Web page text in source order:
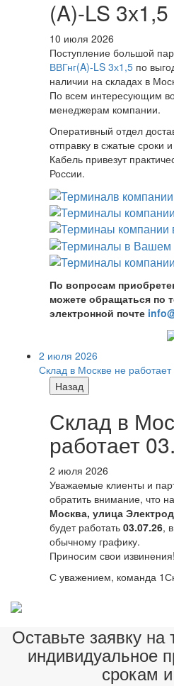
(A)-LS 3х1,5
10 июля 2026
Поступление большой
ВВГнг(A)-LS 3х1,5 по
наличии на складах в
По всем интересующим
менеджерам компании.
Оперативный отдел
отправку в сжатые
Кабель привезут
России.
По вопросам
можете обращаться по
электронной почте
2 июля 2026
Склад в Москве не
Назад
Склад в
работает
2 июля 2026
Уважаемые клиенты и
обратить внимание, что
Москва, улица
будет работать 03.07.26,
обычному графику.
Приносим свои извинения!
С уважением, команда
Оставьте заявку на
индивидуальное
срокам